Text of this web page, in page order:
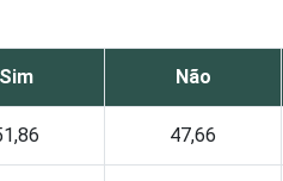
Sim Não
47,66